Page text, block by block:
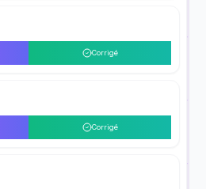
Corrigé
Corrigé